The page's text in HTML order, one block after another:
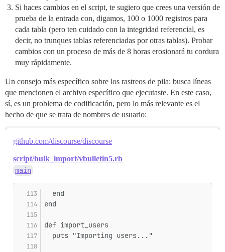
Si haces cambios en el script, te sugiero que crees una versión de
prueba de la entrada con, digamos, 100 o 1000 registros para
cada tabla (pero ten cuidado con la integridad referencial, es
decir, no trunques tablas referenciadas por otras tablas). Probar
cambios con un proceso de más de 8 horas erosionará tu cordura
muy rápidamente.
Un consejo más específico sobre los rastreos de pila: busca líneas
que mencionen el archivo específico que ejecutaste. En este caso,
sí, es un problema de codificación, pero lo más relevante es el
hecho de que se trata de nombres de usuario:
github.com/discourse/discourse
script/bulk_import/vbulletin5.rb
main
  end
end
def import_users
  puts "Importing users..."